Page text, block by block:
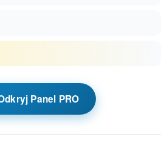
A2 - świadectwo pilota
BSP
Panel PRO